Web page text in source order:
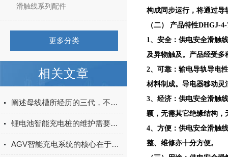
滑触线系列配件
更多分类
相关文章
阐述母线槽所经历的三代，不得不涨的知识！
锂电池智能充电桩的维护需要注意什么？
AGV智能充电系统的核心在于其智能化的充电策略
构成同步运行，将通过导
（二） 产品特性DHGJ-
1、安全：供电安全滑触
及异物触及。产品经受多
2、可靠：输电导轨导电
材料制成。导电器移动灵
3、经济：供电安全滑触
颖，无需其它绝缘结构，
4、方便：供电安全滑触
整、维修亦十分方便。